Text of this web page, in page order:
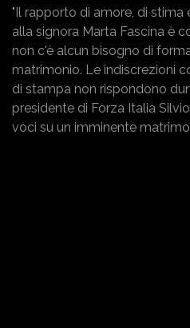
"Il rapporto di amore, di stima
alla signora Marta Fascina è
non c'è alcun bisogno di
matrimonio. Le indiscrezioni
di stampa non rispondono
presidente di Forza Italia
voci su un imminente